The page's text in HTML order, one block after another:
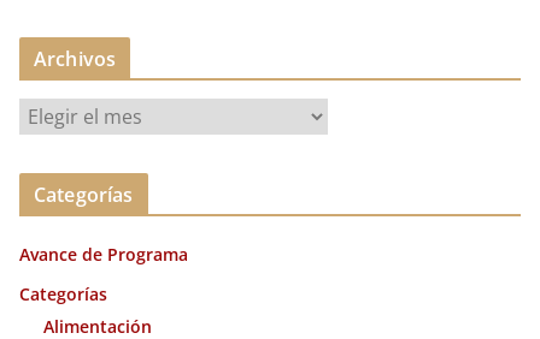
Archivos
r
c
v
o
Categorías
Avance de Programa
Categorías
Alimentación